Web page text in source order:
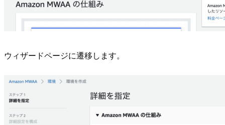
ウィザードページに遷移します。